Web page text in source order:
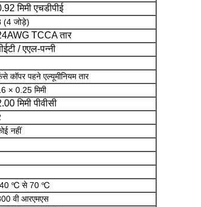
मिमी एचडीपीई
(4 जोड़े)
TCCA तार
/ एएल-पन्नी
कॉपर पहने एल्यूमीनियम तार
× 0.25 मिमी
मिमी पीवीसी
नहीं
℃ से 70 ℃
वी आरएमएस